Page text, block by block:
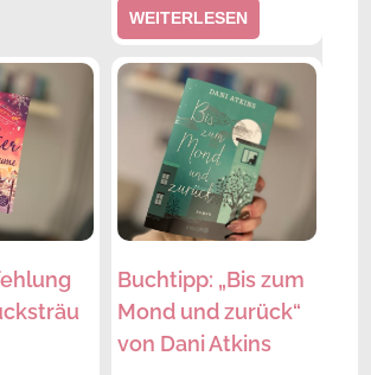
WEITERLESEN
Buchtipp: „Bis zum
Mond und zurück“
von Dani Atkins